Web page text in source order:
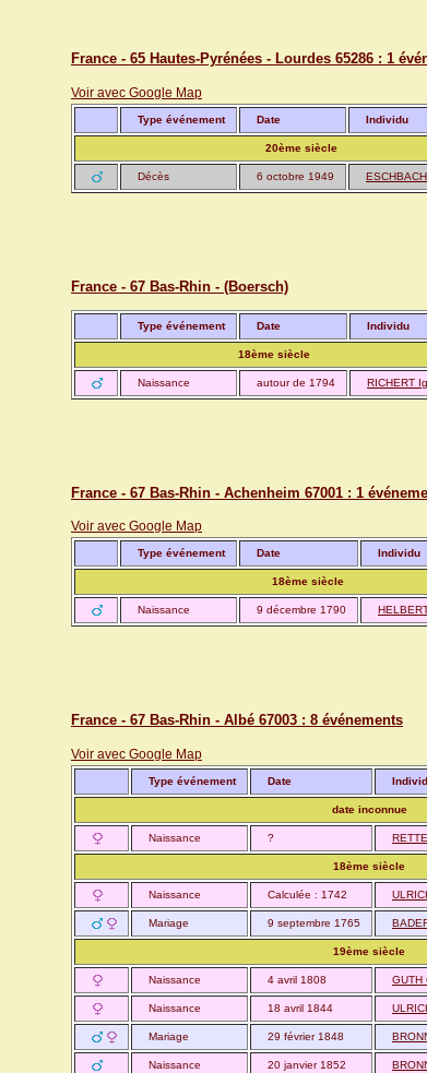
France - 65 Hautes-Pyrénées - Lourdes 65286 : 1
Voir avec Google Map
Type événement Date Individu
20ème siècle
Décès 6 octobre 1949
France - 67 Bas-Rhin - (Boersch)
Type événement Date Individu
18ème siècle
Naissance autour de 1794 RICHERT
France - 67 Bas-Rhin - Achenheim 67001 : 1
Voir avec Google Map
Type événement Date Individu
18ème siècle
Naissance 9 décembre 1790
France - 67 Bas-Rhin - Albé 67003 : 8 événements
Voir avec Google Map
Type événement Date
date inconnue
Naissance ?
18ème siècle
Naissance Calculée : 1742
Mariage 9 septembre 1765
19ème siècle
Naissance 4 avril 1808 GUTH
Naissance 18 avril 1844
Mariage 29 février 1848
Naissance 20 janvier 1852